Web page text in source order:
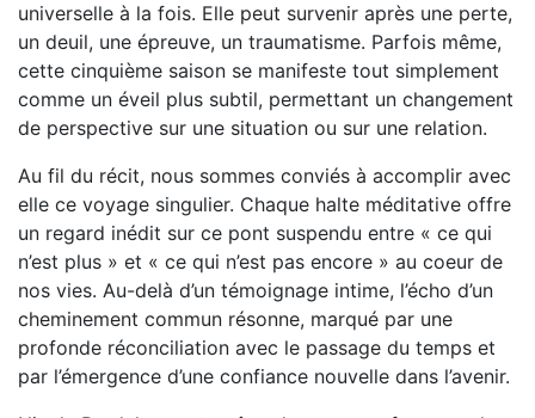
universelle à la fois. Elle peut survenir après une perte,
un deuil, une épreuve, un traumatisme. Parfois même,
cette cinquième saison se manifeste tout simplement
comme un éveil plus subtil, permettant un changement
de perspective sur une situation ou sur une relation.
Au fil du récit, nous sommes conviés à accomplir avec
elle ce voyage singulier. Chaque halte méditative offre
un regard inédit sur ce pont suspendu entre « ce qui
n’est plus » et « ce qui n’est pas encore » au coeur de
nos vies. Au-delà d’un témoignage intime, l’écho d’un
cheminement commun résonne, marqué par une
profonde réconciliation avec le passage du temps et
par l’émergence d’une confiance nouvelle dans l’avenir.